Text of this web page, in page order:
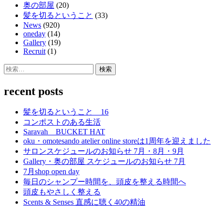
奥の部屋 (20)
髪を切るということ (33)
News (920)
oneday (14)
Gallery (19)
Recruit (1)
検
recent posts
髪を切るということ 16
コンポストのある生活
Saravah BUCKET HAT
oku・omotesando atelier online storeは1周年を迎えました
サロンスケジュールのお知らせ 7月・8月・9月
Gallery・奥の部屋 スケジュールのお知らせ 7月
7月shop open day
毎日のシャンプー時間を、頭皮を整える時間へ
頭皮もやさしく整える
Scents & Senses 直感に聴く40の精油